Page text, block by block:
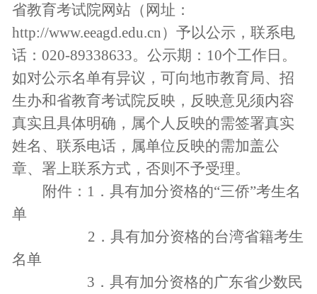
省教育考试院网站（网址：
http://www.eeagd.edu.cn ）予以公示，联系电
话： 020-89338633。公示期： 10个工作日。
如对公示名单有异议，可向地市教育局、招
生办和省教育考试院反映，反映意见须内容
真实且具体明确，属个人反映的需签署真实
姓名、联系电话，属单位反映的需加盖公
章、署上联系方式，否则不予受理。
附件： 1 ．具有加分资格的“三侨”考生名
单
2 ．具有加分资格的台湾省籍考生
名单
3 ．具有加分资格的广东省少数民